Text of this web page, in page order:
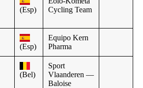
(Esp)
Cycling Team
(Esp)
Equipo Kern
Pharma
(Bel)
Sport
Vlaanderen —
Baloise